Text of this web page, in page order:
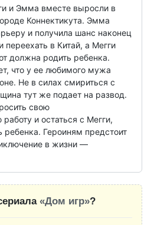
и Эмма вместе выросли в
Коннектикута. Эмма
и получила шанс наконец
переехать в Китай, а Мегги
должна родить ребенка.
что у ее любимого мужа
Не в силах смириться с
тут же подает на развод.
свою
и остаться с Мегги,
ребенка. Героиням предстоит
в жизни —
«Дом игр»?